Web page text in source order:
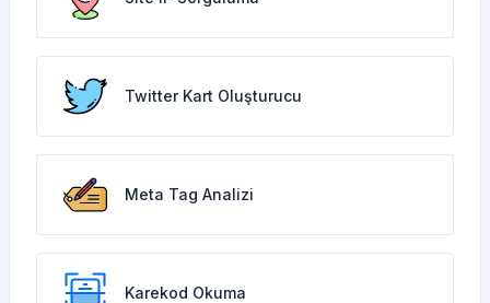
Twitter Kart Oluşturucu
Meta Tag Analizi
Karekod Okuma